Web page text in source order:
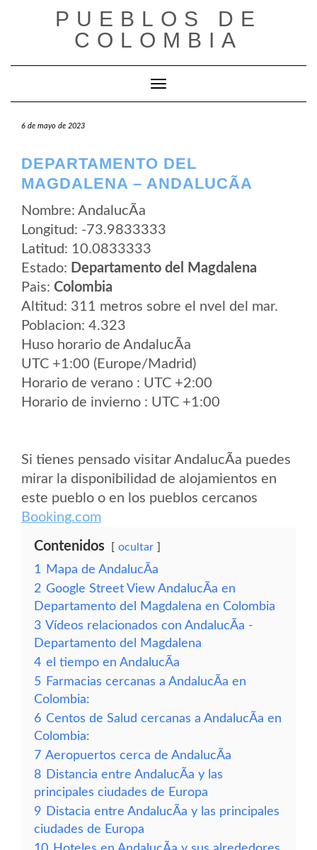
PUEBLOS DE
COLOMBIA
Cambiar modo de navegación
6 de mayo de 2023
DEPARTAMENTO DEL
MAGDALENA – ANDALUCÃ­A
Nombre: AndalucÃ­a
Longitud: -73.9833333
Latitud: 10.0833333
Estado: Departamento del Magdalena
Pais: Colombia
Altitud: 311 metros sobre el nvel del mar.
Poblacion: 4.323
Huso horario de AndalucÃ­a
UTC +1:00 (Europe/Madrid)
Horario de verano : UTC +2:00
Horario de invierno : UTC +1:00
Si tienes pensado visitar AndalucÃ­a puedes
mirar la disponibilidad de alojamientos en
este pueblo o en los pueblos cercanos
Booking.com
Contenidos ocultar
1
Mapa de AndalucÃ­a
2 Google Street View AndalucÃ­a en
Departamento del Magdalena en Colombia
3 Vídeos relacionados con AndalucÃ­a -
Departamento del Magdalena
4 el tiempo en AndalucÃ­a
5 Farmacias cercanas a AndalucÃ­a en
Colombia:
6 Centos de Salud cercanas a AndalucÃ­a en
Colombia:
7 Aeropuertos cerca de AndalucÃ­a
8 Distancia entre AndalucÃ­a y las
principales ciudades de Europa
9 Distacia entre AndalucÃ­a y las principales
ciudades de Europa